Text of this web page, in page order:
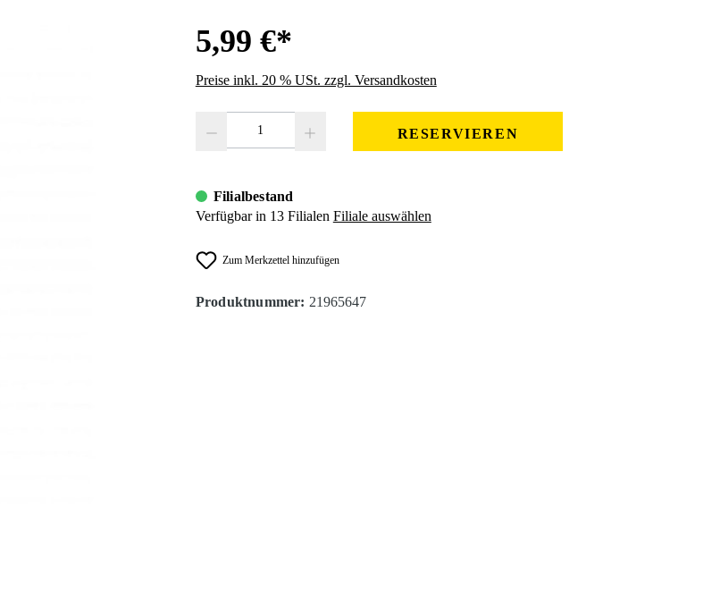
5,99 €*
Preise inkl. 20 % USt. zzgl. Versandkosten
RESERVIEREN
Filialbestand
Verfügbar in 13 Filialen Filiale auswählen
Zum Merkzettel hinzufügen
Produktnummer: 21965647